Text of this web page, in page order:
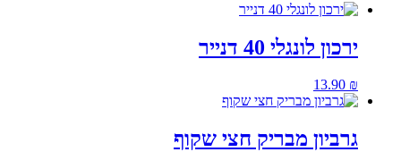
ירכון לונגלי 40 דנייר
13.90 ₪
גרביון מבריק חצי שקוף